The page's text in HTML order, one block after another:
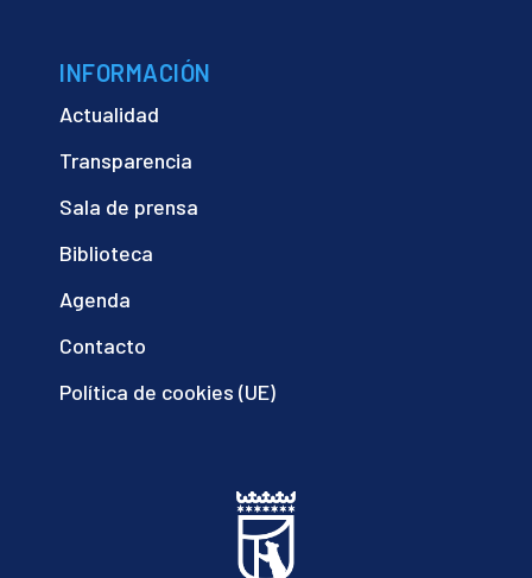
INFORMACIÓN
Actualidad
Transparencia
Sala de prensa
Biblioteca
Agenda
Contacto
Política de cookies (UE)